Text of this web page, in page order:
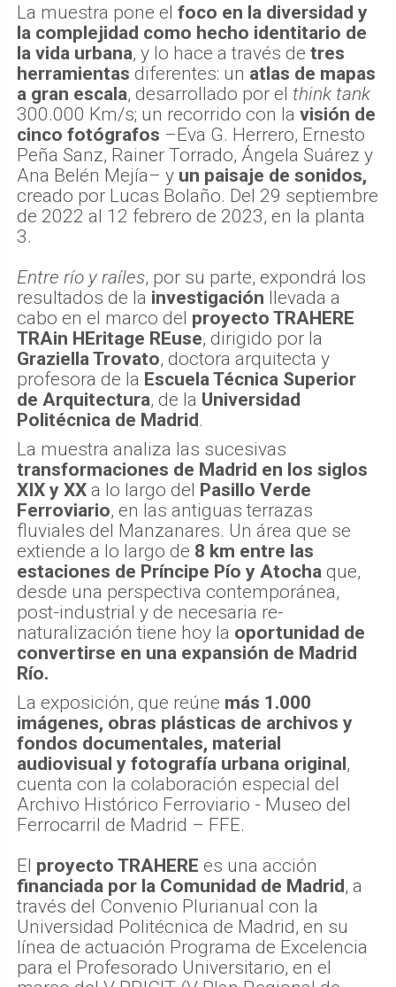
La muestra pone el foco en la diversidad y
la complejidad como hecho identitario de
la vida urbana, y lo hace a través de tres
herramientas diferentes: un atlas de mapas
a gran escala, desarrollado por el think tank
300.000 Km/s; un recorrido con la visión de
cinco fotógrafos –Eva G. Herrero, Ernesto
Peña Sanz, Rainer Torrado, Ángela Suárez y
Ana Belén Mejía– y un paisaje de sonidos,
creado por Lucas Bolaño. Del 29 septiembre
de 2022 al 12 febrero de 2023, en la planta
3.
Entre río y raíles, por su parte, expondrá los
resultados de la investigación llevada a
cabo en el marco del proyecto TRAHERE
TRAin HEritage REuse, dirigido por la
Graziella Trovato, doctora arquitecta y
profesora de la Escuela Técnica Superior
de Arquitectura, de la Universidad
Politécnica de Madrid.
La muestra analiza las sucesivas
transformaciones de Madrid en los siglos
XIX y XX a lo largo del Pasillo Verde
Ferroviario, en las antiguas terrazas
fluviales del Manzanares. Un área que se
extiende a lo largo de 8 km entre las
estaciones de Príncipe Pío y Atocha que,
desde una perspectiva contemporánea,
post-industrial y de necesaria re-
naturalización tiene hoy la oportunidad de
convertirse en una expansión de Madrid
Río.
La exposición, que reúne más 1.000
imágenes, obras plásticas de archivos y
fondos documentales, material
audiovisual y fotografía urbana original,
cuenta con la colaboración especial del
Archivo Histórico Ferroviario - Museo del
Ferrocarril de Madrid – FFE.
El proyecto TRAHERE es una acción
financiada por la Comunidad de Madrid, a
través del Convenio Plurianual con la
Universidad Politécnica de Madrid, en su
línea de actuación Programa de Excelencia
para el Profesorado Universitario, en el